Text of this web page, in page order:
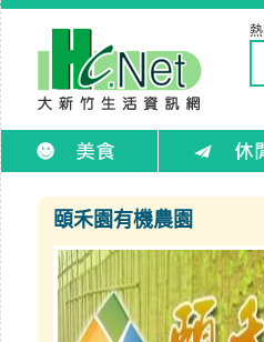
熱
頤禾園有機農園